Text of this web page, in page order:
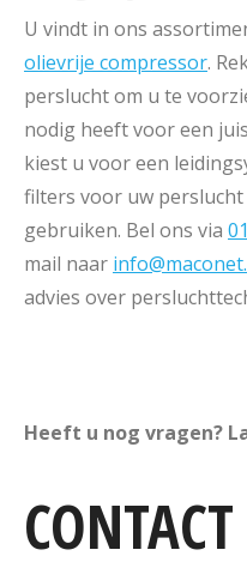
U vindt in ons
olievrije compressor.
perslucht om u te
nodig heeft voor een
kiest u voor een
filters voor uw
gebruiken. Bel ons via
mail naar
advies over
Heeft u nog vragen?
CONTACT